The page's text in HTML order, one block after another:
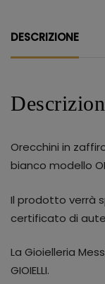
DESCRIZIONE
Orecchini in
bianco modello
Il prodotto verrà
certificato di
La Gioielleria
GIOIELLI.